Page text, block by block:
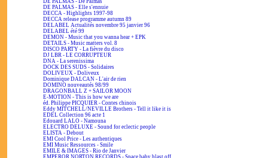
DE PALMAS - De Palmas
DE PALMAS - Elle s'ennuie
DECCA - Highlights 1997-98
DECCA release programme autumn 89
DELABEL Actualités novembre 95 janvier 96
DELABEL été 99
DEMON - Music that you wanna hear + EPK
DETAILS - Music matters vol. 8
DISCO PARTY - La fièvre du disco
DJ LBR - LE CORRUPTEUR
DNA - La serenissima
DOCK DES SUDS - Solidaires
DOLIVEUX - Doliveux
Dominique DALCAN - L'air de rien
DOMINO nouveautés 98/99
DRAGONBALL Z + SAILOR MOON
E-MOTION - This is how we are
éd. Philippe PICQUIER - Contes chinois
Eddy MITCHELL/NEVILLE Brothers - Tell it like it is
EDEL Collection 96 acte 1
Edouard LALO - Namouna
ELECTRO DELUXE - Sound for eclectic people
ELISTA - Debout
EMI Cool Price - Les authentiques
EMI Music Ressources - Smile
EMILE & IMAGES - Rio de Janvier
EMPEROR NORTON RECORDS - Space baby blast off